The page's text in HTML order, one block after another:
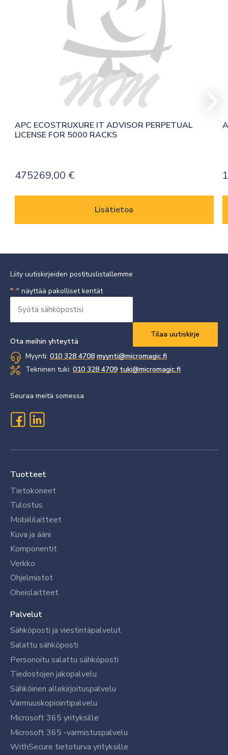
APC ECOSTRUXURE IT ADVISOR PERPETUAL
LICENSE FOR 5000 RACKS
475269,00 €
Lisätietoa
Liity uutiskirjeiden postituslistallemme
"*" näyttää pakolliset kentät
sähköpostisi
Ota meihin yhteyttä
Myynti: 010 328 4708 myynti@micromagic.fi
Tekninen tuki: 010 328 4709 tuki@micromagic.fi
Seuraa meitä somessa
Tuotteet
Tietokoneet
Tulostus
Mobiililaitteet
Kuva ja ääni
Komponentit
Verkko
Ohjelmistot
Oheislaitteet
Palvelut
Sähköposti ja viestintäpalvelut
Salattu sähköposti
Personoitu salattu sähköposti
Tiedostojen jakopalvelu
Sähköinen allekirjoituspalvelu
Varmuuskopiointipalvelu
Microsoft 365 yrityksille
Microsoft 365 -varmistuspalvelu
WithSecure tietoturva yrityksille